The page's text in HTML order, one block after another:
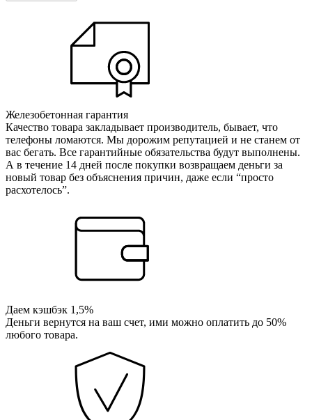
Железобетонная гарантия
Качество товара закладывает производитель, бывает, что
телефоны ломаются. Мы дорожим репутацией и не станем от
вас бегать. Все гарантийные обязательства будут выполнены.
А в течение 14 дней после покупки возвращаем деньги за
новый товар без объяснения причин, даже если “просто
расхотелось”.
Даем кэшбэк 1,5%
Деньги вернутся на ваш счет, ими можно оплатить до 50%
любого товара.